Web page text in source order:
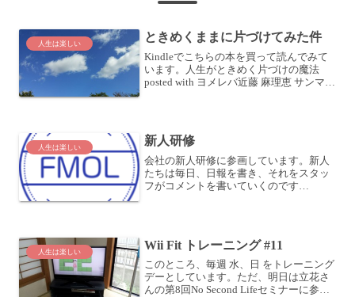
人生は楽しい ときめくままに片づけてみた件
Kindleでこちらの本を買って読んでみて
います。人生がときめく片づけの魔法
posted with ヨメレバ近藤 麻理恵 サンマー
人生は楽しい 新人研修
会社の新人研修に参画しています。新人
たちは毎日、日報を書き、それをスタッ
フがコメントを書いていくのです
人生は楽しい Wii Fit トレーニング #11
このところ、毎週 水、日 をトレーニング
デーとしています。ただ、明日は立花さ
んの第8回No Second Lifeセミナーに参加